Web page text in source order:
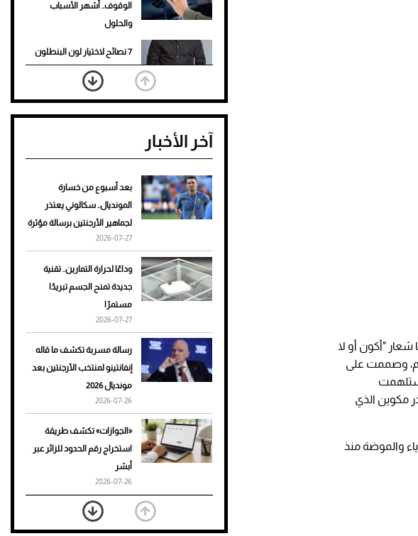
"أكون أو لا
وصممت على
مكوين الذي
والموضة منذ
الوقوف.. أشهر الأسباب
والحلول
7 نصائح لاختيار لون البنطلون
المناسب للقميص الأسود
نرى المستقبل من خلال
تصميماتنا.. كيف حجزت 1886
تمنحك فخامة استثنائية
هوى الأبطال
أفضل تدريج للشعر الطويل
لإطلالة جريئة وعصرية
للرجال
آخر الأخبار
بعد أسبوع من خسارة
المونديال.. سكالوني يعتذر
لجماهير الأرجنتين برسالة مؤثرة
2026-07-27
وداعًا لحرارة التمارين.. تقنية
جديدة تمنح الجسم تبريدًا
مستمرًا
2026-07-27
رسالة مسربة تكشف ما قاله
إنفانتينو لمنتخب الأرجنتين بعد
مونديال 2026
2026-07-26
«الجوازات» تكشف طريقة
استخراج رقم الحدود للزائر عبر
أبشر
2026-07-26
بعد 7 أشهر من تعرضه لحادث
مروع.. جوشوا يفوز على برينغا